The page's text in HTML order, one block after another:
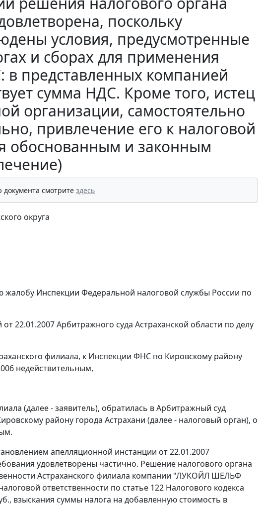
поскольку
условия, предусмотренные
и сборах для применения
представленных компанией
сумма НДС. Кроме того, истец
организации, самостоятельно
привлечение его к налоговой
обоснованным и законным
смотрите здесь
округа
жалобу Инспекции Федеральной налоговой службы России по
22.01.2007 Арбитражного суда Астраханской области по делу
филиала, к Инспекции ФНС по Кировскому району
недействительным,
(далее - заявитель), обратилась в Арбитражный суд
району города Астрахани (далее - налоговый орган), о
апелляционной инстанции от 22.01.2007
удовлетворены частично. Решение налогового органа
Астраханского филиала компании "ЛУКОЙЛ ШЕЛЬФ
ответственности по статье 122 Налогового кодекса
взыскания суммы налога на добавленную стоимость в